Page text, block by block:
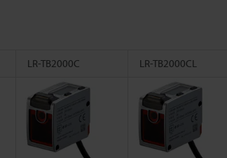
LR-TB2000C LR-TB2000CL